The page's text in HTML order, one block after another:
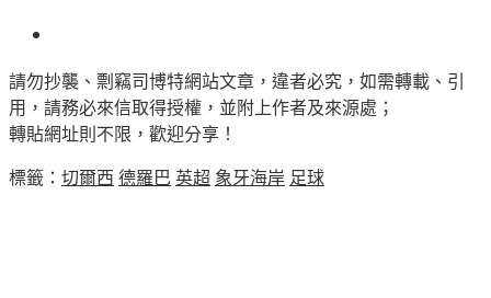
請勿抄襲、剽竊司博特網站文章，違者必究，如需轉載、引
用，請務必來信取得授權，並附上作者及來源處；
轉貼網址則不限，歡迎分享！
標籤： 切爾西 德羅巴 英超 象牙海岸 足球